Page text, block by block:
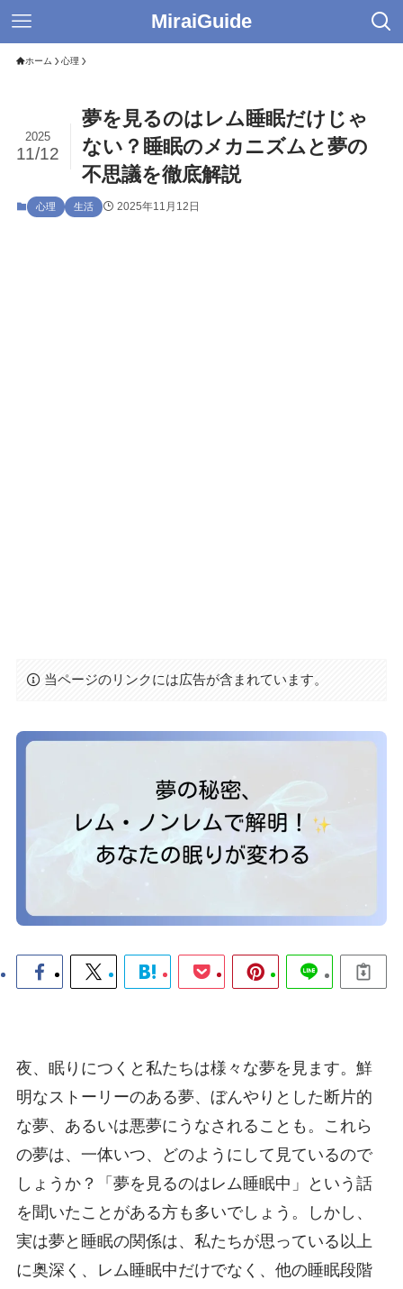
MiraiGuide
ホーム 心理
夢を見るのはレム睡眠だけじゃ
ない？睡眠のメカニズムと夢の
不思議を徹底解説
2025
11/12
心理 生活 2025年11月12日
当ページのリンクには広告が含まれています。
夜、眠りにつくと私たちは様々な夢を見ます。鮮
明なストーリーのある夢、ぼんやりとした断片的
な夢、あるいは悪夢にうなされることも。これら
の夢は、一体いつ、どのようにして見ているので
しょうか？「夢を見るのはレム睡眠中」という話
を聞いたことがある方も多いでしょう。しかし、
実は夢と睡眠の関係は、私たちが思っている以上
に奥深く、レム睡眠中だけでなく、他の睡眠段階